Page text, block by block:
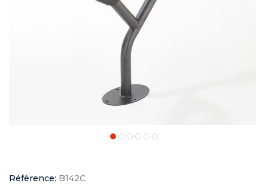
Référence: B142C